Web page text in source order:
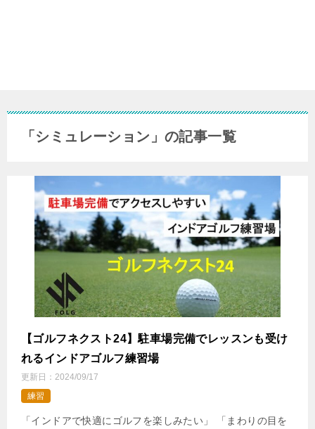
「シミュレーション」の記事一覧
【ゴルフネクスト24】駐車場完備でレッスンも受け
れるインドアゴルフ練習場
更新日： 2024/09/17
練習
「インドアで快適にゴルフを楽しみたい」 「まわりの目を